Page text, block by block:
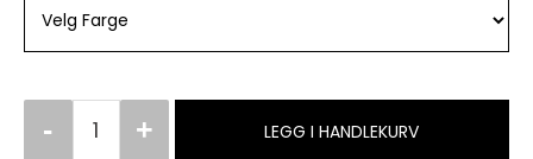
LEGG I HANDLEKURV